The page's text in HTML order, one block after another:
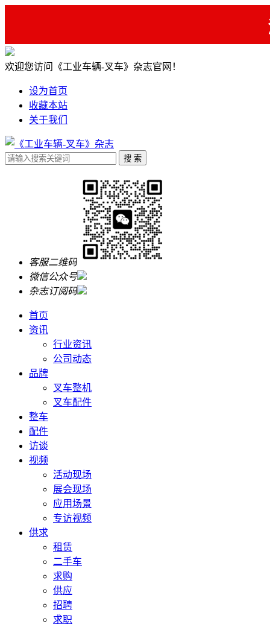
欢迎您访问《工业车辆-叉车》杂志官网！
设为首页
收藏本站
关于我们
客服二维码
微信公众号
杂志订阅码
首页
资讯
行业资讯
公司动态
品牌
叉车整机
叉车配件
整车
配件
访谈
视频
活动现场
展会现场
应用场景
专访视频
供求
租赁
二手车
求购
供应
招聘
求职